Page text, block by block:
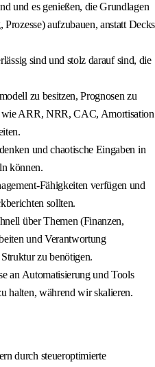
und es genießen, die Grundlagen
aufzubauen, anstatt Decks
sind und stolz darauf sind, die
zu besitzen, Prognosen zu
wie ARR, NRR, CAC, Amortisation
und chaotische Eingaben in
können.
Fähigkeiten verfügen und
sollten.
über Themen (Finanzen,
und Verantwortung
zu benötigen.
an Automatisierung und Tools
halten, während wir skalieren.
durch steueroptimierte